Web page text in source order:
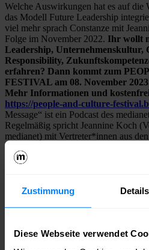
Zustimmung Details
Diese Webseite verwendet
Welche Auswirkungen hat es auf die
das Modell Future Leadership
viel mehr sprach Constanze mit
Folge im November 2022. Ihr wollt
Leadership, Unternehmenskultur,
Responsibility,
erfahren? Dann kommt zum
FESTIVAL am 08. November
Mehr Informationen und
https://people-and-culture-
Message“ ist ein Podcast des
Regelmäßig spricht Jeannine Koch
medianet) mit Vertreter*innen aus
der Medien-, Kreativ- und
gemeinsam herausfinden, welche
drängendsten Fragen der Branchen
persönlichen Erfahrungen auf ihren
Spotify